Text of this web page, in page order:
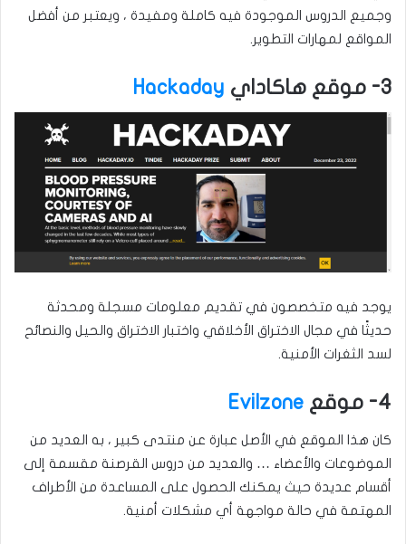
وجميع الدروس الموجودة فيه كاملة ومفيدة ، ويعتبر من أفضل
المواقع لمهارات التطوير.
3- موقع هاكاداي Hackaday
يوجد فيه متخصصون في تقديم معلومات مسجلة ومحدثة
حديثًا في مجال الاختراق الأخلاقي واختبار الاختراق والحيل والنصائح
لسد الثغرات الأمنية.
4- موقع Evilzone
كان هذا الموقع في الأصل عبارة عن منتدى كبير ، به العديد من
الموضوعات والأعضاء … والعديد من دروس القرصنة مقسمة إلى
أقسام عديدة حيث يمكنك الحصول على المساعدة من الأطراف
المهتمة في حالة مواجهة أي مشكلات أمنية.